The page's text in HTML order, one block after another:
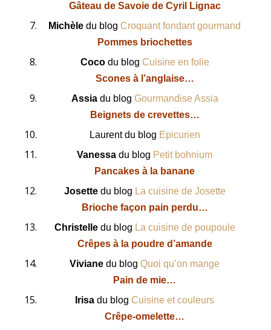
Gâteau de Savoie de Cyril Lignac
Michèle du blogCroquant fondant gourmand
Pommes briochettes
Cocodu blog Cuisine en folie
Scones à l’anglaise…
Assiadu blog Gourmandise Assia
Beignets de crevettes…
Laurent du blog Epicurien
Vanessa du blog Petit bohnium
Pancakes à la banane
Josettedu blog La cuisine de Josette
Brioche façon pain perdu…
Christelledu blog La cuisine de poupoule
Crêpes à la poudre d’amande
Viviane du blogQuoi qu’on mange
Pain de mie…
Irisa du blogCuisine et couleurs
Crêpe-omelette…